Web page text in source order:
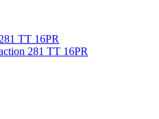
281 TT 16PR